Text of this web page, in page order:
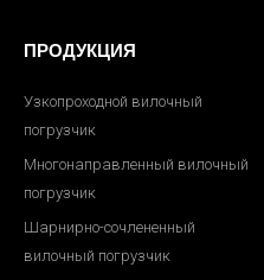
ПРОДУКЦИЯ
Узкопроходной вилочный
погрузчик
Многонаправленный вилочный
погрузчик
Шарнирно-сочлененный
вилочный погрузчик